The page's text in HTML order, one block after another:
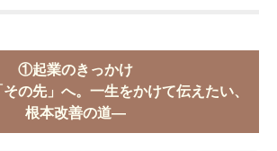
①起業のきっかけ
の先」へ。一生をかけて伝えたい、
根本改善の道―